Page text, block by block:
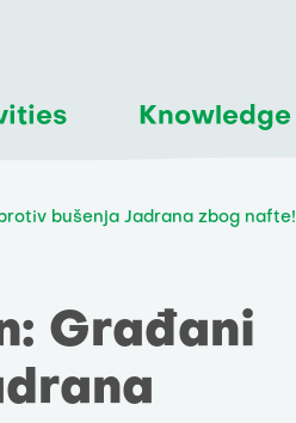
Knowledge
bušenja Jadrana zbog nafte!
Građani